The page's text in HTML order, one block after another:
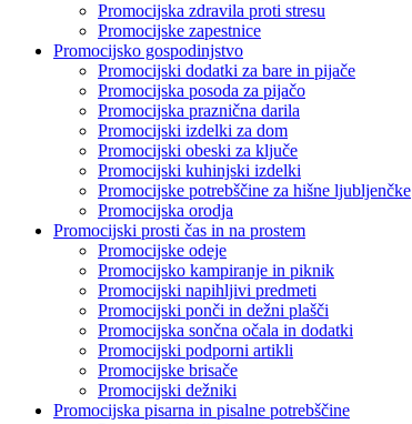
Promocijska zdravila proti stresu
Promocijske zapestnice
Promocijsko gospodinjstvo
Promocijski dodatki za bare in pijače
Promocijska posoda za pijačo
Promocijska praznična darila
Promocijski izdelki za dom
Promocijski obeski za ključe
Promocijski kuhinjski izdelki
Promocijske potrebščine za hišne ljubljenčke
Promocijska orodja
Promocijski prosti čas in na prostem
Promocijske odeje
Promocijsko kampiranje in piknik
Promocijski napihljivi predmeti
Promocijski ponči in dežni plašči
Promocijska sončna očala in dodatki
Promocijski podporni artikli
Promocijske brisače
Promocijski dežniki
Promocijska pisarna in pisalne potrebščine